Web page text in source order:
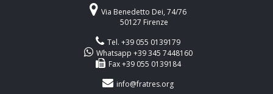
Via Benedetto Dei, 74/76
50127 Firenze
Tel. +39 055 0139179
Whatsapp +39 345 7448160
Fax +39 055 0139184
info@fratres.org